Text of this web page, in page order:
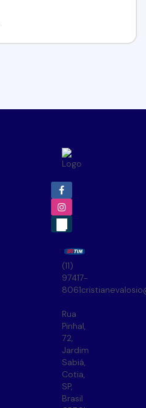
(11)
97417-
8061
Rua
Pinhal,
72,
Jardim
Sabiá,
Cotia,
SP,
Brasil